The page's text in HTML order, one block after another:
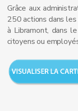
Grâce aux
250 actions dans
à Libramont, dans
citoyens ou